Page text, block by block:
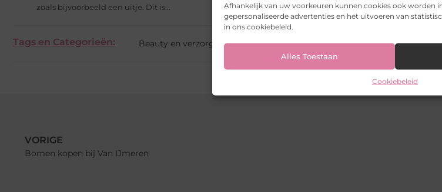
Afhankelijk van uw voorkeuren kunnen cookies ook worden
gepersonaliseerde advertenties en het uitvoeren van
in ons cookiebeleid.
Alles Toestaan
Cookiebeleid
zoals bijvoorbeeld een uitje. Dit is...
Tags en Categorieën: Beauty en verzorging
VORIGE
Bomen kopen bij Van IJmeren